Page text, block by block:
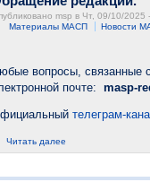
msp в Чт, 09/10/2025
Материалы МАСП
Новости
вопросы, связанные
почте:
masp-
телеграм-
Читать далее